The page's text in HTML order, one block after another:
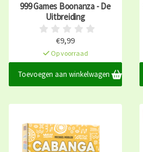
999 Games Boonanza - De
Uitbreiding
€9,99
Op voorraad
Toevoegen aan winkelwagen